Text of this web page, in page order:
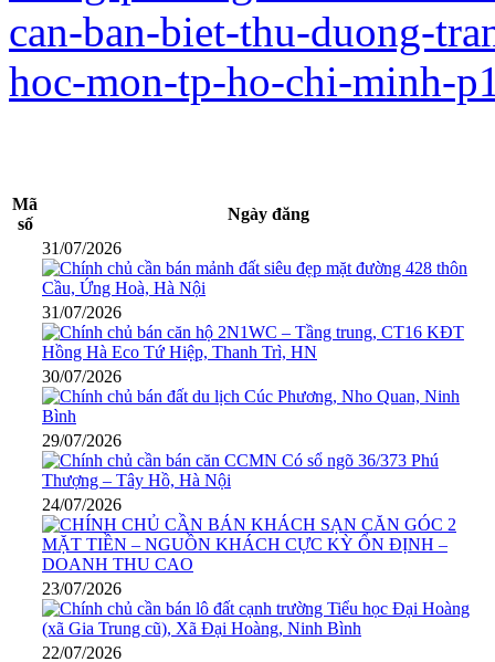
can-ban-biet-thu-duong-
hoc-mon-tp-ho-chi-minh-
Mã
số
Ngày đăng
31/07/2026
31/07/2026
30/07/2026
29/07/2026
24/07/2026
23/07/2026
22/07/2026